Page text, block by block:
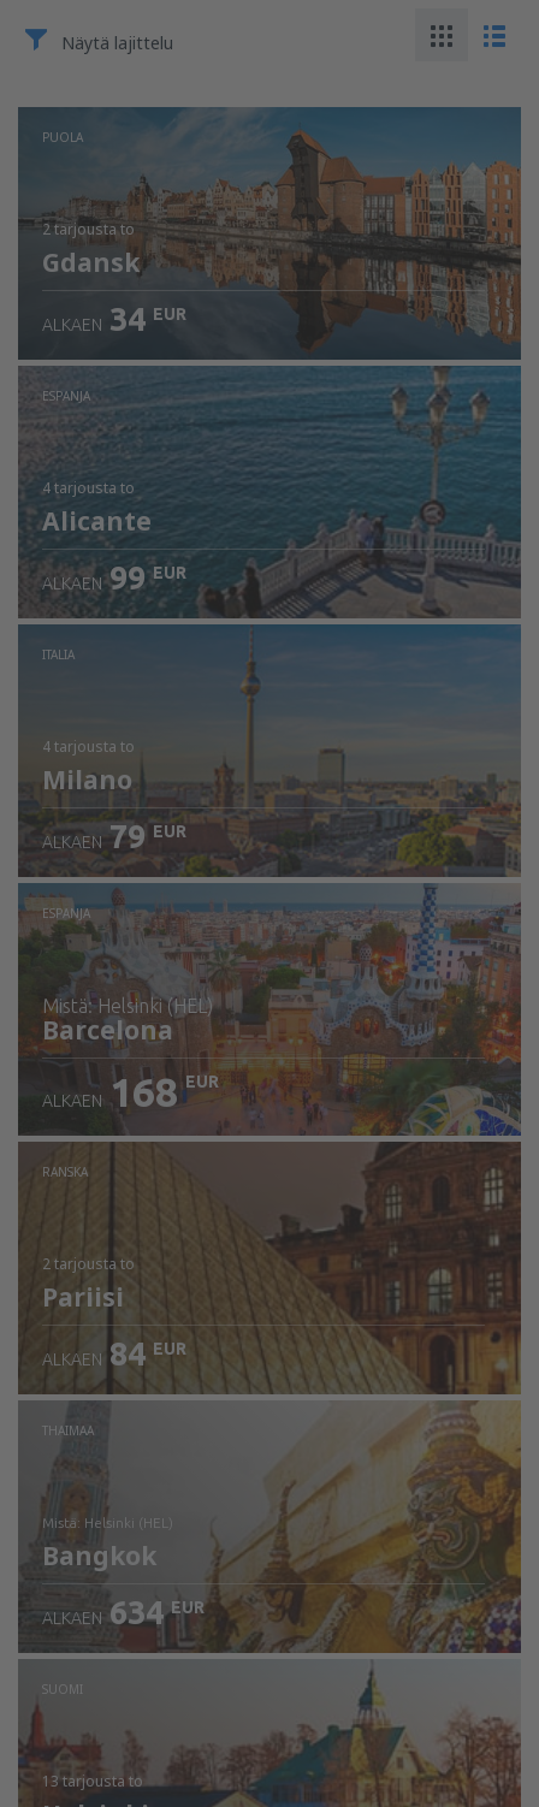
Näytä lajittelu
PUOLA
2 tarjousta to
Gdansk
ALKAEN 34 EUR
ESPANJA
4 tarjousta to
Alicante
ALKAEN 99 EUR
ITALIA
4 tarjousta to
Milano
ALKAEN 79 EUR
ESPANJA
mistä: Helsinki (HEL)
Barcelona
Tarkista tiedot
ALKAEN 168 EUR
RANSKA
2 tarjousta to
Pariisi
ALKAEN 84 EUR
THAIMAA
mistä: Helsinki (HEL)
Bangkok
Tarkista tiedot
ALKAEN 634 EUR
SUOMI
13 tarjousta to